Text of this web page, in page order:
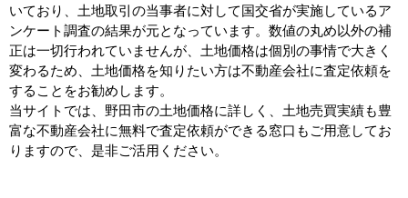
いており、土地取引の当事者に対して国交省が実施しているア
ンケート調査の結果が元となっています。数値の丸め以外の補
正は一切行われていませんが、土地価格は個別の事情で大きく
変わるため、土地価格を知りたい方は不動産会社に査定依頼を
することをお勧めします。
当サイトでは、野田市の土地価格に詳しく、土地売買実績も豊
富な不動産会社に無料で査定依頼ができる窓口もご用意してお
りますので、是非ご活用ください。